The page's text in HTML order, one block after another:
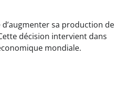
d’augmenter sa production de
décision intervient dans
mondiale.